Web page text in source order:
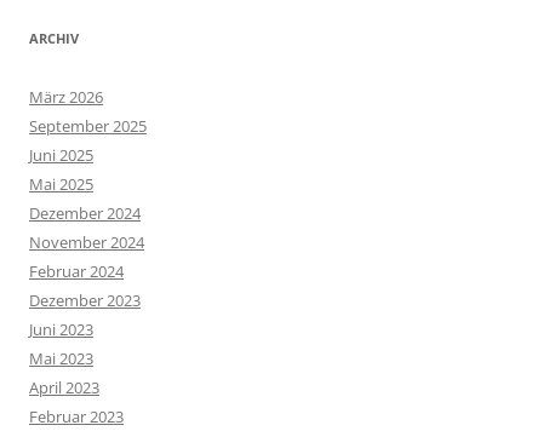
ARCHIV
März 2026
September 2025
Juni 2025
Mai 2025
Dezember 2024
November 2024
Februar 2024
Dezember 2023
Juni 2023
Mai 2023
April 2023
Februar 2023